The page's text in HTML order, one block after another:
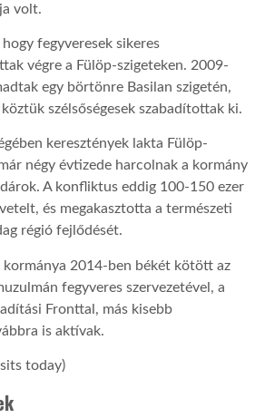
volt.
hogy fegyveresek sikeres
végre a Fülöp-szigeteken. 2009-
egy börtönre Basilan szigetén,
szélsőségesek szabadítottak ki.
keresztények lakta Fülöp-
négy évtizede harcolnak a kormány
A konfliktus eddig 100-150 ezer
és megakasztotta a természeti
régió fejlődését.
kormánya 2014-ben békét kötött az
fegyveres szervezetével, a
Fronttal, más kisebb
is aktívak.
today)